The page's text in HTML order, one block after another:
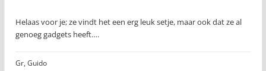
Helaas voor je; ze vindt het een erg leuk setje, maar ook dat ze al
genoeg gadgets heeft….
Gr, Guido